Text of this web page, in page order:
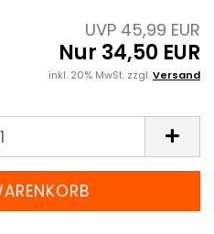
UVP 45,99 EUR
Nur 34,50 EUR
inkl. 20% MwSt. zzgl.Versand